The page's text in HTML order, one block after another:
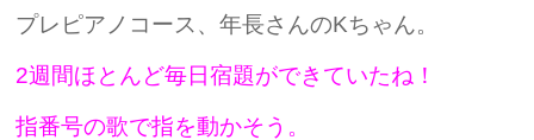
プレピアノコース、年長さんのKちゃん。
2週間ほとんど毎日宿題ができていたね！
指番号の歌で指を動かそう。